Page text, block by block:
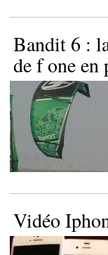
Bandit 6 :
de f one en
Vidéo